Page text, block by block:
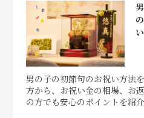
男の子の初節句のお祝い方法
方から、お祝い金の相場、お
の方でも安心のポイントを紹